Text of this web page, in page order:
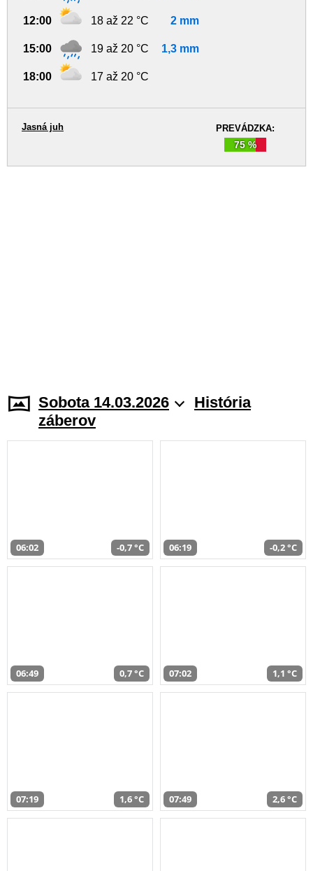
12:00 18 až 22 °C 2 mm
15:00 19 až 20 °C 1,3 mm
18:00 17 až 20 °C
PREVÁDZKA:
75 %
Jasná juh
Sobota 14.03.2026
História
záberov
06:02 -0,7 °C 06:19 -0,2 °C
06:49 0,7 °C 07:02 1,1 °C
07:19 1,6 °C 07:49 2,6 °C